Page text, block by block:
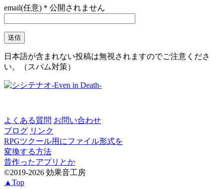
email(任意)＊公開されません
日本語が含まれない投稿は無視されますのでご注意くださ
い。（スパム対策）
よくある質問 お問い合わせ
ブログ リンク
RPGツクール用にファイル形式を
変換する方法
昔作ったアプリとか
©2019-2026 効果音工房
▲Top